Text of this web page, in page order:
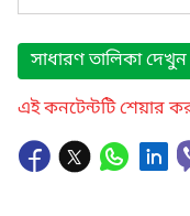
সাধারণ তালিকা দেখুন
এই কনটেন্টটি শেয়ার